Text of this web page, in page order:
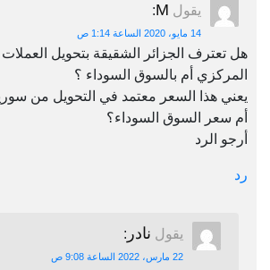
يقول M
:
14 مايو، 2020 الساعة 1:14 ص
هل تعترف الجزائر الشقيقة بتحويل
المركزي أم بالسوق السوداء ؟
يعني هذا السعر معتمد في التحويل من
أم سعر السوق السوداء؟
أرجو الرد
رد
يقول نادر :
22 مارس، 2022 الساعة 9:08 ص